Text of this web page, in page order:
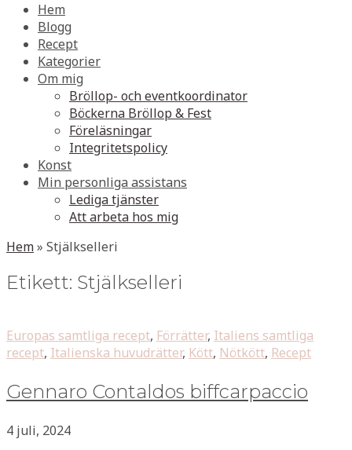
Hem
Blogg
Recept
Kategorier
Om mig
Bröllop- och eventkoordinator
Böckerna Bröllop & Fest
Föreläsningar
Integritetspolicy
Konst
Min personliga assistans
Lediga tjänster
Att arbeta hos mig
Hem» Stjälkselleri
Etikett: Stjälkselleri
Europas samtliga recept, Förrätter, Italiens samtliga
recept, Italienska huvudrätter, Kött, Nötkött, Recept
Gennaro Contaldos biffcarpaccio
4 juli, 2024